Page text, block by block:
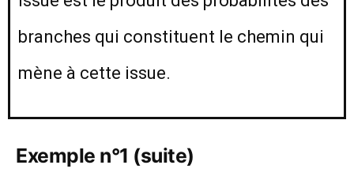
branches qui constituent le chemin qui
mène à cette issue.
Exemple n°1 (suite)